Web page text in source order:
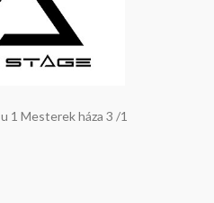
1 Mesterek háza 3 /1